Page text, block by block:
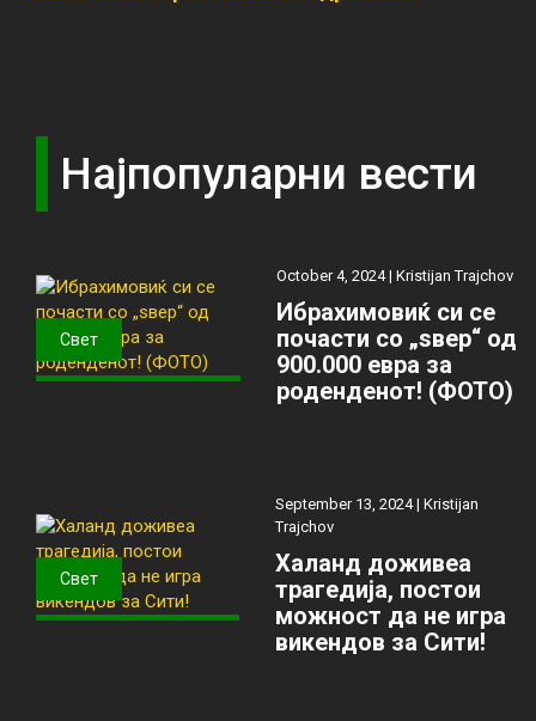
Најпопуларни вести
Свет
October 4, 2024 |Kristijan Trajchov
Ибрахимовиќ си се
почасти со „ѕвер“ од
900.000 евра за
роденденот! (ФОТО)
Свет
September 13, 2024 |Kristijan
Trajchov
Халанд доживеа
трагедија, постои
можност да не игра
викендов за Сити!